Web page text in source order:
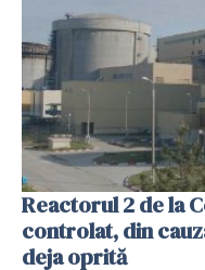
Reactorul 2 de la
controlat, din
deja oprită